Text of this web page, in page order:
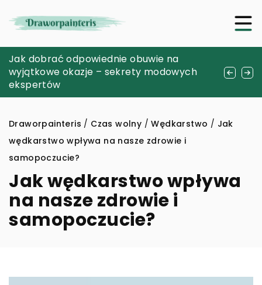
Jakie kryteria należy wziąć pod uwagę przy
wyborze sejfu na broń zgodnego z
przepisami?
Jak dobrać odpowiednie obuwie na
wyjątkowe okazje – sekrety modowych
ekspertów
Znaczenie i symbolika bransoletek w
kulturze Wikingów: inspiracje dla
współczesnej biżuterii
Draworpainteris / Czas wolny /Wędkarstwo / Jak
wędkarstwo wpływa na nasze zdrowie i
samopoczucie?
Jak wędkarstwo wpływa
na nasze zdrowie i
samopoczucie?